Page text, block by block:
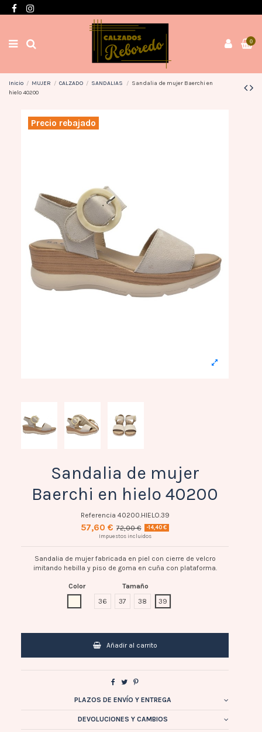
0
Inicio MUJER CALZADO SANDALIAS
Sandalia de mujer Baerchi en
hielo 40200
Precio rebajado
Sandalia de mujer
Baerchi en hielo 40200
Referencia 40200.HIELO.39
57,60 € 72,00 € -14,40 €
Impuestos incluidos
Sandalia de mujer fabricada en piel con cierre de velcro
imitando hebilla y piso de goma en cuña con plataforma.
Color
Tamaño
36
37 38 39
Añadir al carrito
PLAZOS DE ENVÍO Y ENTREGA
DEVOLUCIONES Y CAMBIOS